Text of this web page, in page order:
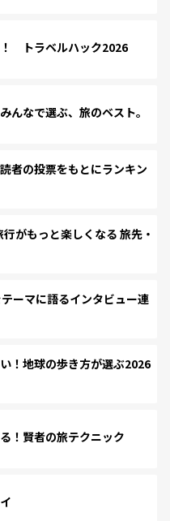
トラベルハック2026
なで選ぶ、旅のベスト。
者の投票をもとにランキン
がもっと楽しくなる 旅先・
ーマに語るインタビュー連
！地球の歩き方が選ぶ2026
！賢者の旅テクニック